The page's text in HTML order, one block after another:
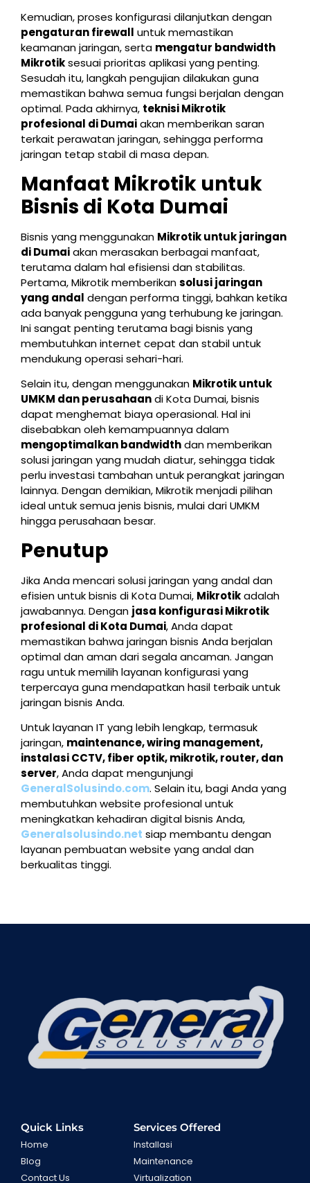
Kemudian, proses konfigurasi dilanjutkan dengan
pengaturan firewall untuk memastikan
keamanan jaringan, serta mengatur bandwidth
Mikrotiksesuai prioritas aplikasi yang penting.
Sesudah itu, langkah pengujian dilakukan guna
memastikan bahwa semua fungsi berjalan dengan
optimal. Pada akhirnya, teknisi Mikrotik
profesional di Dumaiakan memberikan saran
terkait perawatan jaringan, sehingga performa
jaringan tetap stabil di masa depan.
Manfaat Mikrotik untuk
Bisnis di Kota Dumai
Bisnis yang menggunakan Mikrotik untuk jaringan
di Dumaiakan merasakan berbagai manfaat,
terutama dalam hal efisiensi dan stabilitas.
Pertama, Mikrotik memberikansolusi jaringan
yang andal dengan performa tinggi, bahkan ketika
ada banyak pengguna yang terhubung ke jaringan.
Ini sangat penting terutama bagi bisnis yang
membutuhkan internet cepat dan stabil untuk
mendukung operasi sehari-hari.
Selain itu, dengan menggunakan Mikrotik untuk
UMKM dan perusahaandi Kota Dumai, bisnis
dapat menghemat biaya operasional. Hal ini
disebabkan oleh kemampuannya dalam
mengoptimalkan bandwidthdan memberikan
solusi jaringan yang mudah diatur, sehingga tidak
perlu investasi tambahan untuk perangkat jaringan
lainnya. Dengan demikian, Mikrotik menjadi pilihan
ideal untuk semua jenis bisnis, mulai dari UMKM
hingga perusahaan besar.
Penutup
Jika Anda mencari solusi jaringan yang andal dan
efisien untuk bisnis di Kota Dumai, Mikrotikadalah
jawabannya. Dengan jasa konfigurasi Mikrotik
profesional di Kota Dumai, Anda dapat
memastikan bahwa jaringan bisnis Anda berjalan
optimal dan aman dari segala ancaman. Jangan
ragu untuk memilih layanan konfigurasi yang
terpercaya guna mendapatkan hasil terbaik untuk
jaringan bisnis Anda.
Untuk layanan IT yang lebih lengkap, termasuk
jaringan, maintenance, wiring management,
instalasi CCTV, fiber optik, mikrotik, router, dan
server, Anda dapat mengunjungi
GeneralSolusindo.com. Selain itu, bagi Anda yang
membutuhkan website profesional untuk
meningkatkan kehadiran digital bisnis Anda,
Generalsolusindo.net siap membantu dengan
layanan pembuatan website yang andal dan
berkualitas tinggi.
Quick Links
Home
Blog
Contact Us
Services Offered
Installasi
Maintenance
Virtualization